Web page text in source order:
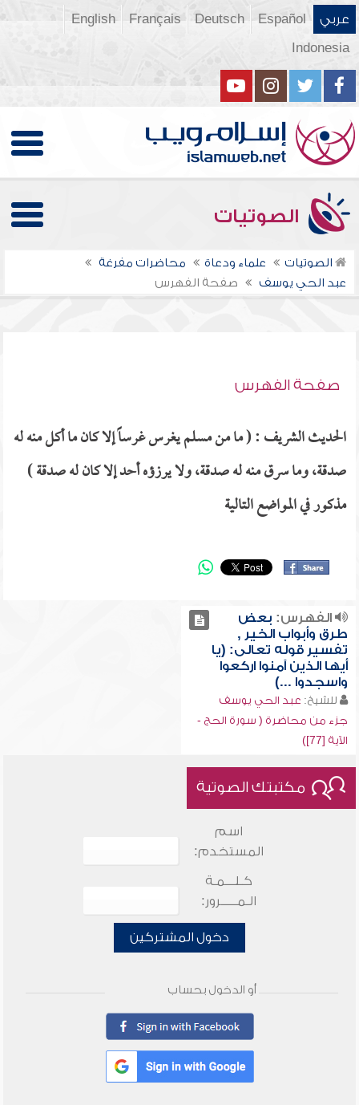
عربي Español
Deutsch
Français
English
Indonesia
الصوتيات
الصوتيات علماء ودعاة
محاضرات مفرغة
عبد الحي يوسف
صفحة الفهرس
صفحة الفهرس
الحديث الشريف : ( ما من مسلم يغرس غرساً إلا كان ما أكل منه له
صدقة، وما سرق منه له صدقة، ولا يرزؤه أحد إلا كان له صدقة )
مذكور في المواضع التالية
الفهرس: بعض
طرق وأبواب الخير ,
تفسير قوله تعالى: (يا
أيها الذين آمنوا اركعوا
واسجدوا ...)
للشيخ: عبد الحي يوسف
جزء من محاضرة ( سورة الحج -
الآية [77])
مكتبتك الصوتية
اسم
المستخدم:
كـلـــمـة
الـمـــــرور:
دخول المشتركين
أو الدخول بحساب